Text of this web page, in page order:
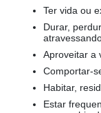
Ter vida ou
Durar,
Aproveitar a
Comportar-
Habitar,
Estar